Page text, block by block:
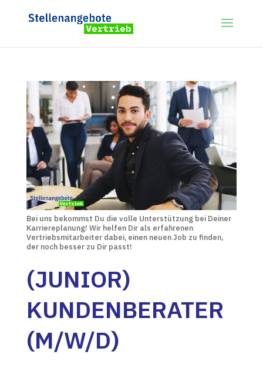
Bei uns bekommst Du die volle Unterstützung bei Deiner
Karriereplanung! Wir helfen Dir als erfahrenen
Vertriebsmitarbeiter dabei, einen neuen Job zu finden,
der noch besser zu Dir passt!
(JUNIOR)
KUNDENBERATER
(M/W/D)